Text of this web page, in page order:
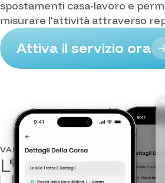
spostamenti casa-lavoro e
misurare l'attività attraverso
Attiva il servizio ora
VANTAGGI
L'azienda